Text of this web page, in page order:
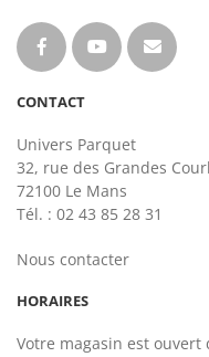
CONTACT
Univers Parquet
32, rue des Grandes
72100 Le Mans
Tél. : 02 43 85 28 31
Nous contacter
HORAIRES
Votre magasin est